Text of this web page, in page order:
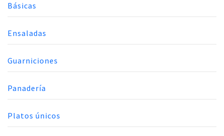
Básicas
Ensaladas
Guarniciones
Panadería
Platos únicos